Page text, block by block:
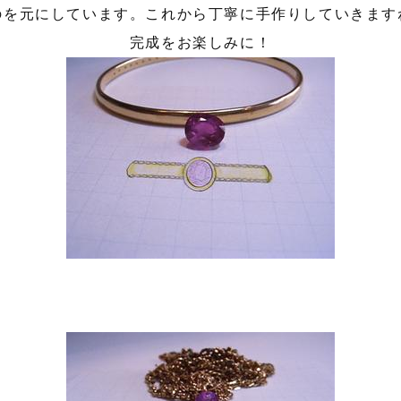
を元にしています。これから丁寧に手作りしていきます
完成をお楽しみに！